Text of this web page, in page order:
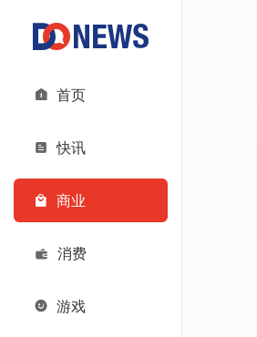
首页
快讯
商业
消费
游戏